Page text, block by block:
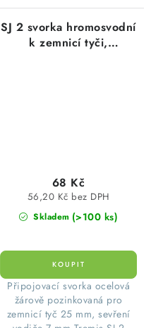
SJ 2 svorka hromosvodní
k zemnicí tyči,
Skladem (>100 ks)
56,20 Kč bez DPH
68 Kč
Připojovací svorka ocelová
žárově pozinkovaná pro
zemnicí tyč 25 mm, sevření